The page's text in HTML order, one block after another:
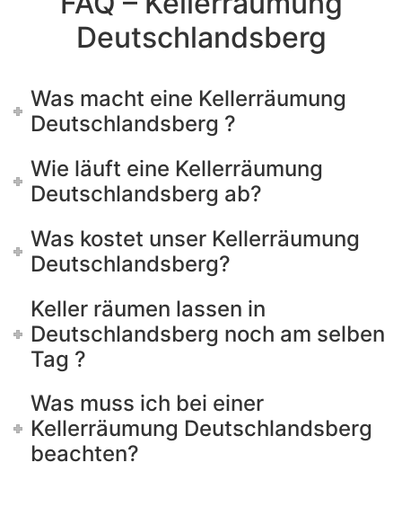
Deutschlandsberg
Was macht eine Kellerräumung
Deutschlandsberg ?
Wie läuft eine Kellerräumung
Deutschlandsberg ab?
Was kostet unser Kellerräumung
Deutschlandsberg?
Keller räumen lassen in
Deutschlandsberg noch am selben
Tag ?
Was muss ich bei einer
Kellerräumung Deutschlandsberg
beachten?